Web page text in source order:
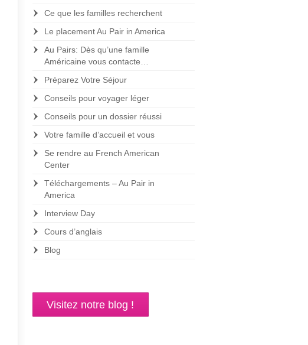
Ce que les familles recherchent
Le placement Au Pair in America
Au Pairs: Dès qu’une famille
Américaine vous contacte…
Préparez Votre Séjour
Conseils pour voyager léger
Conseils pour un dossier réussi
Votre famille d’accueil et vous
Se rendre au French American
Center
Téléchargements – Au Pair in
America
Interview Day
Cours d’anglais
Blog
Visitez notre blog !